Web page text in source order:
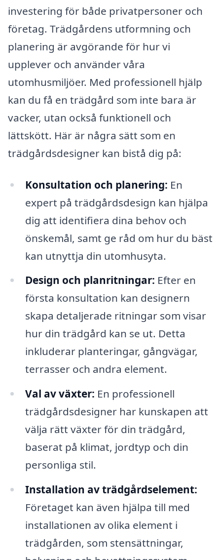
investering för både privatpersoner och
företag. Trädgårdens utformning och
planering är avgörande för hur vi
upplever och använder våra
utomhusmiljöer. Med professionell hjälp
kan du få en trädgård som inte bara är
vacker, utan också funktionell och
lättskött. Här är några sätt som en
trädgårdsdesigner kan bistå dig på:
Konsultation och planering: En
expert på trädgårdsdesign kan hjälpa
dig att identifiera dina behov och
önskemål, samt ge råd om hur du bäst
kan utnyttja din utomhusyta.
Design och planritningar: Efter en
första konsultation kan designern
skapa detaljerade ritningar som visar
hur din trädgård kan se ut. Detta
inkluderar planteringar, gångvägar,
terrasser och andra element.
Val av växter: En professionell
trädgårdsdesigner har kunskapen att
välja rätt växter för din trädgård,
baserat på klimat, jordtyp och din
personliga stil.
Installation av trädgårdselement:
Företaget kan även hjälpa till med
installationen av olika element i
trädgården, som stensättningar,